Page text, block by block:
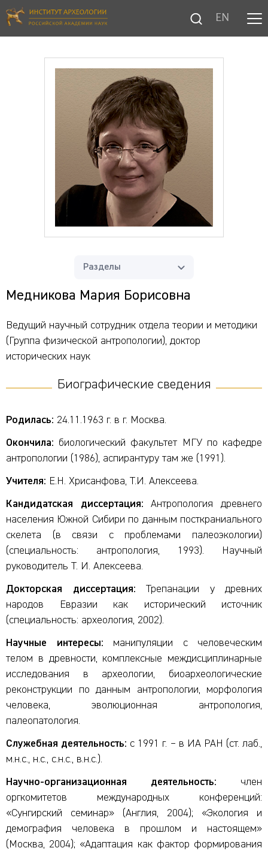
EN
Разделы
Медникова Мария Борисовна
Ведущий научный сотрудник отдела теории и методики
(Группа физической антропологии), доктор
исторических наук
Биографические сведения
Родилась: 24.11.1963 г. в г. Москва.
Окончила: биологический факультет МГУ по кафедре
антропологии (1986), аспирантуру там же (1991).
Учителя: Е.Н. Хрисанфова, Т.И. Алексеева.
Кандидатская диссертация: Антропология древнего
населения Южной Сибири по данным посткраниального
скелета (в связи с проблемами палеоэкологии)
(специальность: антропология, 1993). Научный
руководитель Т. И. Алексеева.
Докторская диссертация: Трепанации у древних
народов Евразии как исторический источник
(специальность: археология, 2002).
Научные интересы: манипуляции с человеческим
телом в древности, комплексные междисциплинарные
исследования в археологии, биоархеологические
реконструкции по данным антропологии, морфология
человека, эволюционная антропология,
палеопатология.
Служебная деятельность: с 1991 г. – в ИА РАН (ст. лаб.,
м.н.с., н.с., с.н.с., в.н.с.).
Научно-организационная деятельность: член
оргкомитетов международных конференций:
«Сунгирский семинар» (Англия, 2004); «Экология и
демография человека в прошлом и настоящем»
(Москва, 2004); «Адаптация как фактор формирования